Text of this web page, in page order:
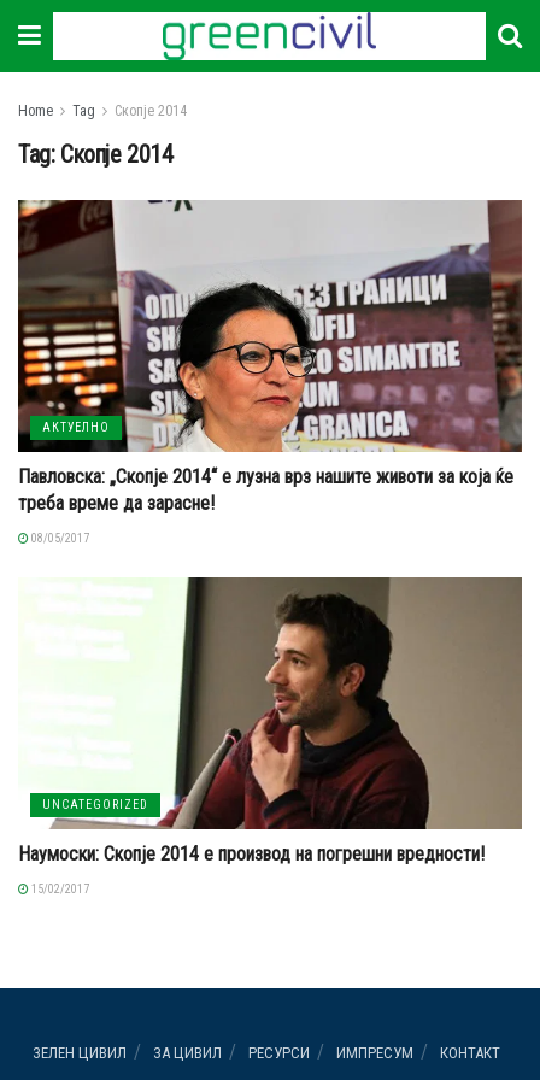
Home Tag Скопје 2014
Tag: Скопје 2014
АКТУЕЛНО
Павловска: „Скопје 2014“ е лузна врз нашите животи за која ќе
треба време да зарасне!
08/05/2017
UNCATEGORIZED
Наумоски: Скопје 2014 е производ на погрешни вредности!
15/02/2017
ЗЕЛЕН ЦИВИЛ ЗА ЦИВИЛ РЕСУРСИ ИМПРЕСУМ КОНТАКТ